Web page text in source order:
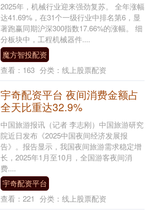
2025年，机械行业迎来强劲复苏。 全年涨幅
达41.69%，在31个一级行业中排名第6，显
著跑赢同期沪深300指数17.66%的涨幅。 细
分板块中，工程机械器件....
魔方智投配资
查看： 163 分类： 线上股票配资
宇奇配资平台 夜间消费金额占
全天比重达32.9%
中国旅游报讯（记者 李志刚）中国旅游研究
院近日发布《2025中国夜间经济发展报
告》。报告显示，我国夜间旅游需求稳定增
长，2025年1月至10月，全国游客夜间消
费....
宇奇配资平台
查看： 221 分类： 线上股票配资